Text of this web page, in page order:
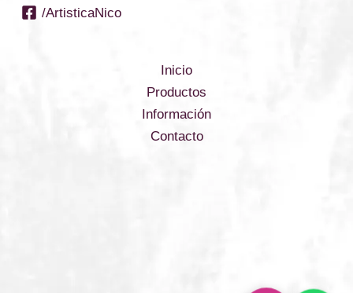
/ArtisticaNico
Inicio
Productos
Información
Contacto